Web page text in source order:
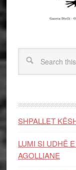
SHPALLET
LUMI SI UDHË
AGOLLIANE